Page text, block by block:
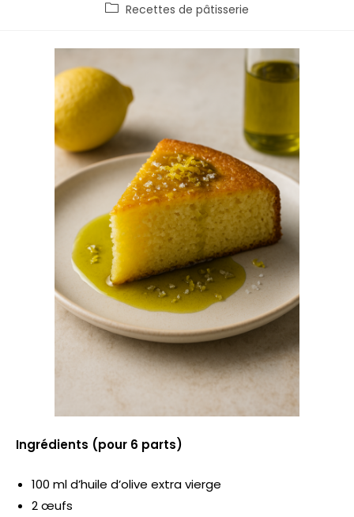
Recettes de pâtisserie
Ingrédients (pour 6 parts)
100 ml d’huile d’olive extra vierge
2 œufs